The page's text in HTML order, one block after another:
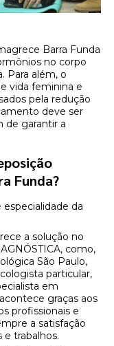
Barra Funda
no corpo
Para além, o
vida feminina e
pela redução
deve ser
de garantir a
Funda?
da
a solução no
como,
São Paulo,
particular,
em
graças aos
profissionais e
a satisfação
trabalhos.